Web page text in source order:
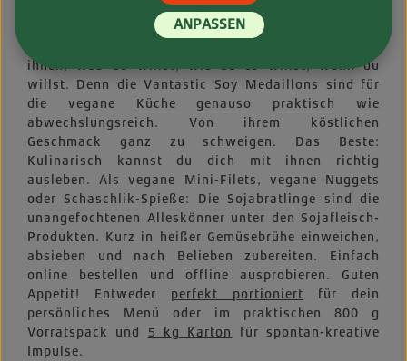
vorstellen: die köstlichen Kernstücke für dein
veganes Menü. Mariniere oder paniere sie, wirf sie
ihnen, was du willst, wie du es willst, wann du
willst. Denn die Vantastic Soy Medaillons sind für
die vegane Küche genauso praktisch wie
abwechslungsreich. Von ihrem köstlichen
Geschmack ganz zu schweigen. Das Beste:
Kulinarisch kannst du dich mit ihnen richtig
ausleben. Als vegane Mini-Filets, vegane Nuggets
oder Schaschlik-Spieße: Die Sojabratlinge sind die
unangefochtenen Alleskönner unter den Sojafleisch-
Produkten. Kurz in heißer Gemüsebrühe einweichen,
absieben und nach Belieben zubereiten. Einfach
online bestellen und offline ausprobieren. Guten
Appetit! Entweder perfekt portioniert für dein
persönliches Menü oder im praktischen 800 g
Vorratspack und 5 kg Karton
für spontan-kreative
Impulse.
ANPASSEN